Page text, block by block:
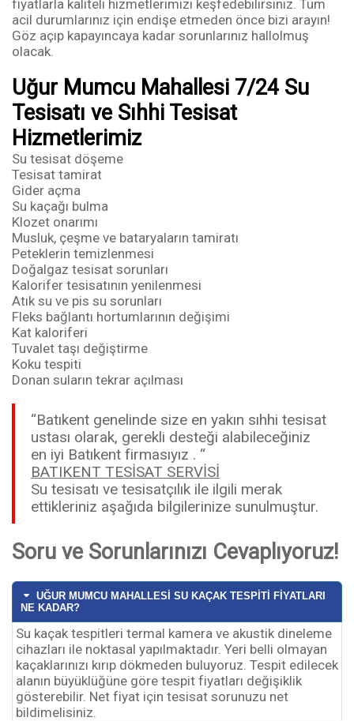
fiyatlarla kaliteli hizmetlerimizi keşfedebilirsiniz. Tüm
acil durumlarınız için endişe etmeden önce bizi arayın!
Göz açıp kapayıncaya kadar sorunlarınız hallolmuş
olacak.
Uğur Mumcu Mahallesi 7/24 Su
Tesisatı ve Sıhhi Tesisat
Hizmetlerimiz
Su tesisat döşeme
Tesisat tamirat
Gider açma
Su kaçağı bulma
Klozet onarımı
Musluk, çeşme ve bataryaların tamiratı
Peteklerin temizlenmesi
Doğalgaz tesisat sorunları
Kalorifer tesisatının yenilenmesi
Atık su ve pis su sorunları
Fleks bağlantı hortumlarının değişimi
Kat kaloriferi
Tuvalet taşı değiştirme
Koku tespiti
Donan suların tekrar açılması
“Batıkent genelinde size en yakın sıhhi tesisat
ustası olarak, gerekli desteği alabileceğiniz
en iyi Batıkent firmasıyız . “
BATIKENT TESİSAT SERVİSİ
Su tesisatı ve tesisatçılık ile ilgili merak
ettikleriniz aşağıda bilgilerinize sunulmuştur.
Soru ve Sorunlarınızı Cevaplıyoruz!
UĞUR MUMCU MAHALLESİ SU KAÇAK TESPİTİ FİYATLARI
NE KADAR?
Su kaçak tespitleri termal kamera ve akustik dineleme
cihazları ile noktasal yapılmaktadır. Yeri belli olmayan
kaçaklarınızı kırıp dökmeden buluyoruz. Tespit edilecek
alanın büyüklüğüne göre tespit fiyatları değişiklik
gösterebilir. Net fiyat için tesisat sorunuzu net
bildimelisiniz.